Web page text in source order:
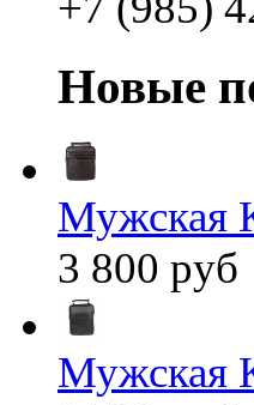
Новые
Мужская
3 800 руб
Мужская